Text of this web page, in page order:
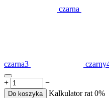
czarna
czarna3
+ −
Do koszyka Kalkulator rat 0%